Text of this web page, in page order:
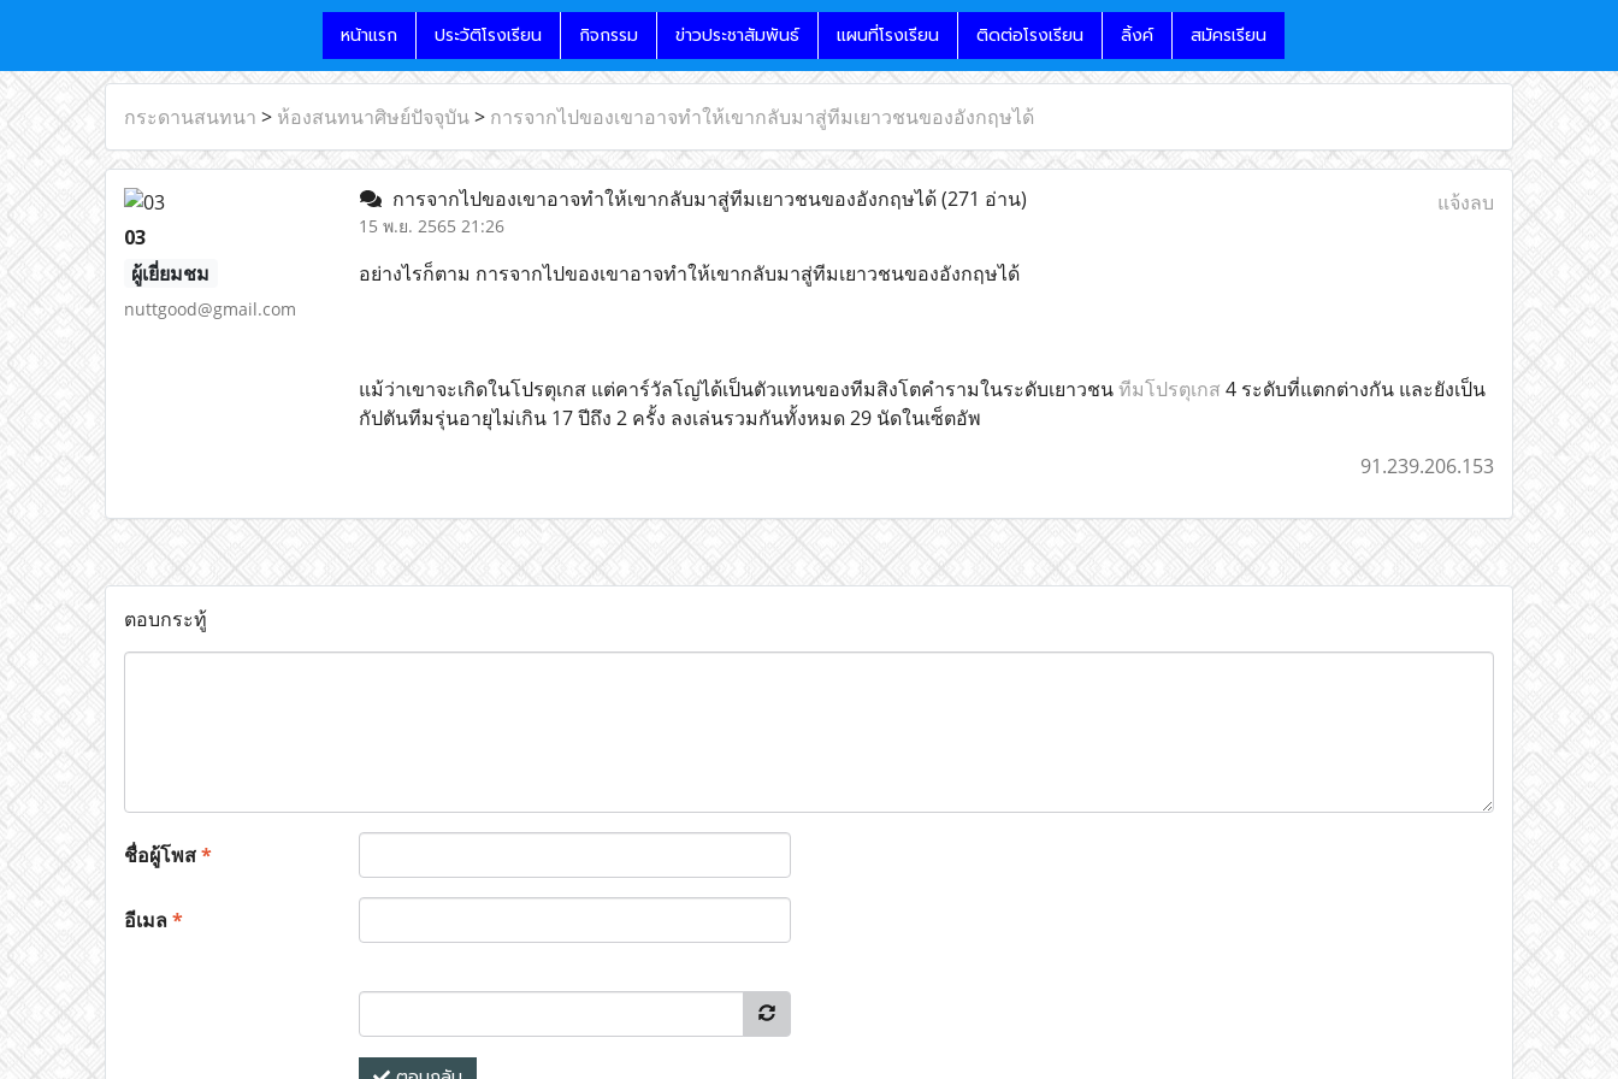
หน้าแรก ประวัติโรงเรียน กิจกรรม ข่าวประชาสัมพันธ์ แผนที่โรงเรียน ติดต่อโรงเรียน ลิ้งค์ สมัครเรียน
กระดานสนทนา > ห้องสนทนาศิษย์ปัจจุบัน> การจากไปของเขาอาจทำให้เขากลับมาสู่ทีมเยาวชนของอังกฤษได้
03
ผู้เยี่ยมชม
nuttgood@gmail.com
การจากไปของเขาอาจทำให้เขากลับมาสู่ทีมเยาวชนของอังกฤษได้(271 อ่าน)
15 พ.ย. 2565 21:26
แจ้งลบ
อย่างไรก็ตาม การจากไปของเขาอาจทำให้เขากลับมาสู่ทีมเยาวชนของอังกฤษได้
แม้ว่าเขาจะเกิดในโปรตุเกส แต่คาร์วัลโญ่ได้เป็นตัวแทนของทีมสิงโตคำรามในระดับเยาวชนทีมโปรตุเกส 4 ระดับที่แตกต่างกัน และยังเป็น
กัปตันทีมรุ่นอายุไม่เกิน 17 ปีถึง 2 ครั้ง ลงเล่นรวมกันทั้งหมด 29 นัดในเซ็ตอัพ
91.239.206.153
ตอบกระทู้
ชื่อผู้โพส*
อีเมล*